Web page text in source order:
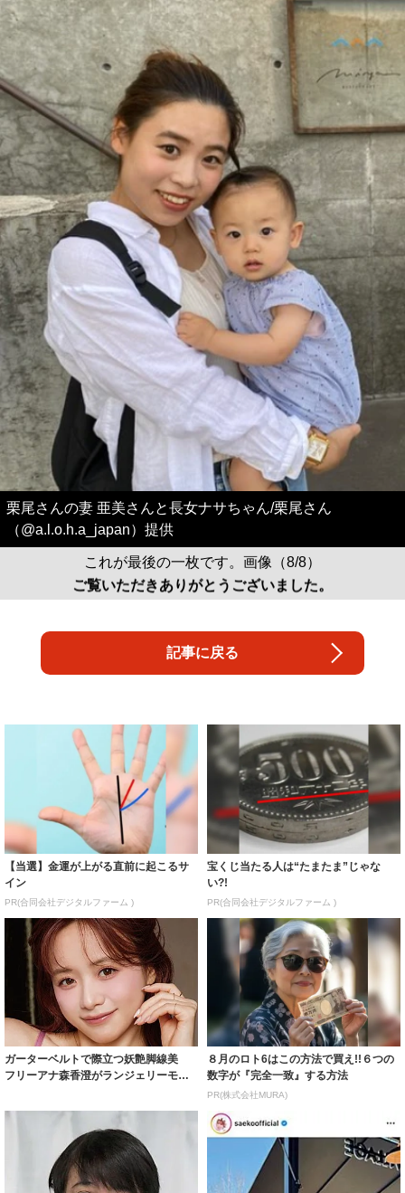
栗尾さんの妻 亜美さんと長女ナサちゃん/栗尾さん
（@a.l.o.h.a_japan）提供
これが最後の一枚です。画像（8/8）
ご覧いただきありがとうございました。
記事に戻る
【当選】金運が上がる直前に起こるサ
PR(合同会社デジタルファーム )
宝くじ当たる人は“たまたま”じゃな
PR(合同会社デジタルファーム )
ガーターベルトで際立つ妖艶脚線美
フリーアナ森香澄がランジェリーモデ
ルに ｢PE...
８月のロト6はこの方法で買え!!６つの
数字が『完全一致』する方法
PR(株式会社MURA)
「一瞬誰かと…」彦摩呂、30キロ近く
減量した姿に反響 既製品の防護服が
紗栄子の長男 18歳のモデル、カジュ
アルコーデのおしゃれ近影が「両親の